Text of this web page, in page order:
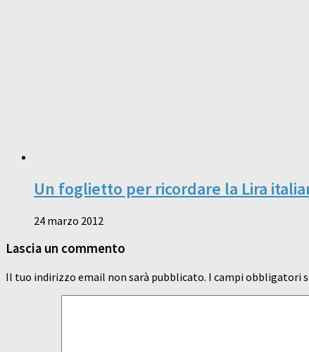
Un foglietto per ricordare la Lira
24 marzo 2012
Lascia un commento
Il tuo indirizzo email non sarà pubblicato. I campi obbligatori